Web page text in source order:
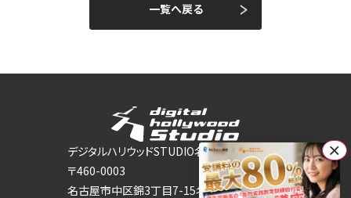
一覧へ戻る
デジタルハリウッドSTUDIO名古屋
〒460-0003
名古屋市中区錦3丁目7-15名古屋DICビル 8Ｆ
×